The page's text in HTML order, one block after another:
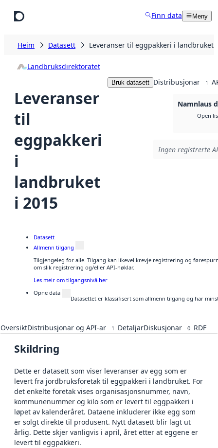
Finn data Meny
Heim Datasett Leveranser til eggpakkeri i landbruket
Landbruksdirektoratet
Leveranser
til
eggpakkeri
i
landbruket
i 2015
Bruk datasett Distribusjonar 1
Namnlaus
Open
Ingen registrerte
Datasett
Allmenn tilgang
Tilgjengeleg for alle. Tilgang kan likevel krevje registrering og
om slik registrering og/eller API-nøklar.
Les meir om tilgangsnivå her
Opne data
Datasettet er klassifisert som allmenn tilgang og har
OversiktDistribusjonar og API-ar 1 DetaljarDiskusjonar 0 RDF
Skildring
Dette er datasett som viser leveranser av egg som er
levert fra jordbruksforetak til eggpakkeri i landbruket. For
det enkelte foretak vises organisasjonsnummer, navn,
kommunenummer og kilo som er levert til eggpakkeri i
løpet av kalenderåret. Dataene inkluderer ikke egg som
er solgt direkte til produsent. Nytt datasett blir lagt ut
årlig. Dette skjer vanligvis i april, året etter at eggene er
levert til eggpakkeri.